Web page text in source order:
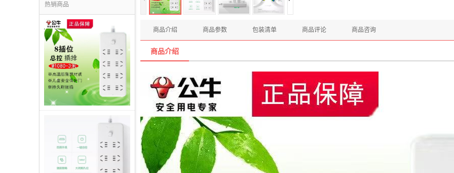
热销商品
商品介绍 商品参数 包装清单 商品评论 商品咨询
商品介绍